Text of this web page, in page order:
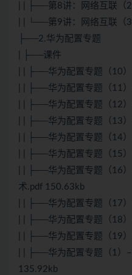
| | ├──第8讲：网络互联（
| | └──第9讲：网络互联（
├──2.华为配置专题
| ├──课件
| | ├──华为配置专题（10
| | ├──华为配置专题（11
| | ├──华为配置专题（12
| | ├──华为配置专题（13
| | ├──华为配置专题（14
| | ├──华为配置专题（15
| | ├──华为配置专题（16
术.pdf 150.63kb
| | ├──华为配置专题（17
| | ├──华为配置专题（18
| | ├──华为配置专题（19
| | ├──华为配置专题（1）
135.92kb